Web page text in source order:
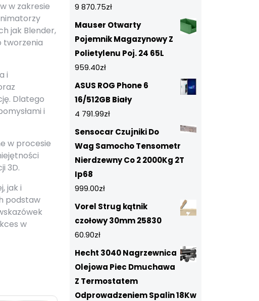
w zakresie
jak Blender,
tworzenia
i
Dlatego
i
w procesie
3D.
jak i
podstaw
w
9 870.75zł
Mauser Otwarty
Pojemnik Magazynowy Z
Polietylenu Poj. 24 65L
959.40zł
ASUS ROG Phone 6
16/512GB Biały
4 791.99zł
Sensocar Czujniki Do
Wag Samocho Tensometr
Nierdzewny Co 2 2000Kg 2T
Ip68
999.00zł
Vorel Strug kątnik
czołowy 30mm 25830
60.90zł
Hecht 3040 Nagrzewnica
Olejowa Piec Dmuchawa
Z Termostatem
Odprowadzeniem Spalin 18Kw